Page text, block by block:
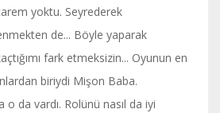
yoktu. Seyrederek
de... Böyle yaparak
fark etmeksizin... Oyunun en
biriydi Mişon Baba.
o da vardı. Rolünü nasıl da iyi